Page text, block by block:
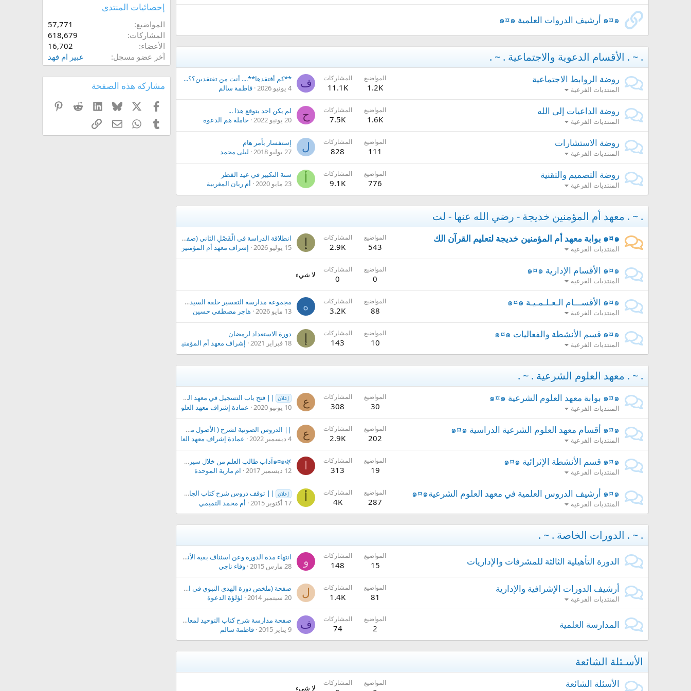
๑¤๑ أرشيف الدروات العلمية ๑¤๑
. ~ . الأقسام الدعوية والاجتماعية . ~ .
روضة الروابط الاجتماعية
المنتديات الفرعية
المواضيع
1.2K
المشاركات
11.1K ف
**كم أفتقدها**.... أنت من تفتقدين؟؟...
4 يونيو 2026
فاطمة سالم
روضة الداعيات إلى الله
المنتديات الفرعية
المواضيع
1.6K
المشاركات
7.5K ح
لم يكن احد يتوقع هذا ...
20 يونيو 2022
حاملة هم الدعوة
روضة الاستشارات
المنتديات الفرعية
المواضيع
111
المشاركات
828 ل
إستفسار بأمر هام
27 يوليو 2018
ليلى محمد
روضة التصميم والتقنية
المنتديات الفرعية
المواضيع
776
المشاركات
9.1K أ
سنة التكبير في عيد الفطر
23 مايو 2020
أم ريان المغربية
. ~ . معهد أم المؤمنين خديجة - رضي الله عنها - لت
๑¤๑ بوابة معهد أم المؤمنين خديجة لتعليم القرآن الك
المنتديات الفرعية
المواضيع
543
المشاركات
2.9K إ
انطلاقة الدراسة في الْفَصْلِ الثاني (صفر) للسنة الدراسية 1447- 1448هـ
15 يوليو 2026
إشراف معهد أم المؤمنين خديجة
๑¤๑ الأقسام الإدارية ๑¤๑
المنتديات الفرعية
المواضيع
0
المشاركات
0 لا شيء
๑¤๑ الأقســـام الـعـلـمـيـة ๑¤๑
المنتديات الفرعية
المواضيع
88
المشاركات
3.2K ه
مجموعة مدارسة التفسير حلقة السيدة خديجة بنت خويلد رضي الله عنها
13 مايو 2026
هاجر مصطفي حسين
๑¤๑ قسم الأنشطة والفعاليات ๑¤๑
المنتديات الفرعية
المواضيع
10
المشاركات
143 إ
دورة الاستعداد لرمضان
18 فبراير 2021
إشراف معهد أم المؤمنين خديجة
. ~ . معهد العلوم الشرعية . ~ .
๑¤๑ بوابة معهد العلوم الشرعية ๑¤๑
المنتديات الفرعية
المواضيع
30
المشاركات
308 ع إعلان
|| فتح باب التسجيل في معهد العلوم الشرعية العالمي للفصل الصيفي 1441||
10 يونيو 2020
عمادة إشراف معهد العلوم الشرعية العالمي
๑¤๑ أقسام معهد العلوم الشرعية الدراسية ๑¤๑
المنتديات الفرعية
المواضيع
202
المشاركات
2.9K ع
|| الدروس الصوتية لشرح ( الأصول من علم الأصول ) لفضيلة الشيخ عمر القثمي- حفظه الله - ||
4 ديسمبر 2022
عمادة إشراف معهد العلوم الشرعية العالمي
๑¤๑ قسم الأنشطة الإثرائية ๑¤๑
المنتديات الفرعية
المواضيع
19
المشاركات
313 ا
🌿๑¤๑آداب طالب العلم من خلال سيرة ابن عباس رضي الله عنه ๑¤๑🌿
12 ديسمبر 2017
ام مارية الموحدة
๑¤๑ أرشيف الدروس العلمية في معهد العلوم الشرعية๑¤๑
المنتديات الفرعية
المواضيع
287
المشاركات
4K أ إعلان
|| توقف دروس شرح كتاب الجامع لفترة مؤقتة ||
17 أكتوبر 2015
أم محمد التميمي
. ~ . الدورات الخاصة . ~ .
الدورة التأهيلية الثالثة للمشرفات والإداريات المواضيع
15
المشاركات
148 و
انتهاء مدة الدورة وعن اسئناف بقية الأنشطة بدورة مقبلة..
28 مارس 2015
وفاء ناجي
أرشيف الدورات الإشرافية والإدارية
المنتديات الفرعية
المواضيع
81
المشاركات
1.4K ل
صفحة (ملخص دورة الهدي النبوي في الإدارة )
20 سبتمبر 2014
لؤلؤة الدعوة
المدارسة العلمية المواضيع
2
المشاركات
74 ف
صفحة مدارسة شرح كتاب التوحيد لمعالي الشيخ صالح آل الشيخ حفظه الله
9 يناير 2015
فاطمة سالم
الأسـئلة الشائعة
الأسئلة الشائعة المواضيع المشاركات
لا شيء
إحصائيات المنتدى
المواضيع
57,771
المشاركات
618,679
الأعضاء
16,702
آخر عضو مسجل
عبير ام فهد
مشاركة هذه الصفحة
فيسبوك Bluesky
LinkedIn
Reddit
Tumblr
WhatsApp
البريد الإلكتروني
الرابط